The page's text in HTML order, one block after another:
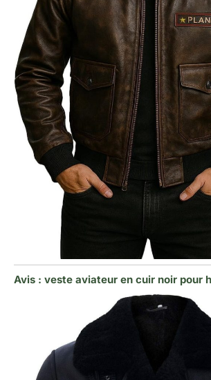
Avis : veste aviateur en cuir noir pour